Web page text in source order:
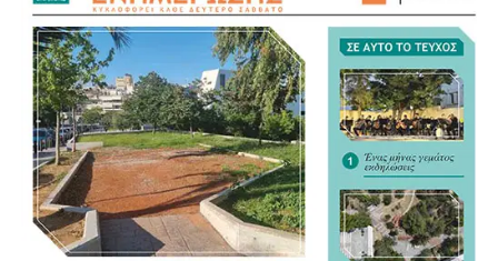
Οι συστηματικοί έλεγχοι συμβάλλουν ουσιαστικά στην
προστασία των κατοίκων, των πεζών και των οδηγών,
ενώ στέλνουν σαφές μήνυμα ότι επικίνδυνες και
παραβατικές συμπεριφορές δεν θα μένουν ανεξέλεγκτες.
Η Αγία Βαρβάρα αποκτά καθημερινά ισχυρότερη
αστυνομική παρουσία και ένα ενισχυμένο πλέγμα
ασφάλειας για όλους τους πολίτες.